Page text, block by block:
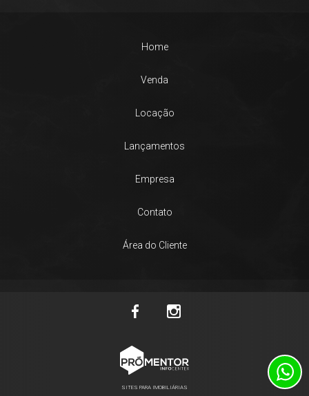
Home
Venda
Locação
Lançamentos
Empresa
Contato
Área do Cliente
SITES PARA IMOBILIÁRIAS